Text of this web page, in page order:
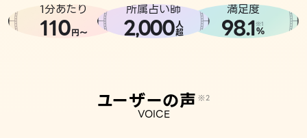
相談事例
1分あたり
110円〜
所属占い師
2,000人
超
満足度
98.1※1
%
ユーザーの声 ※2
VOICE